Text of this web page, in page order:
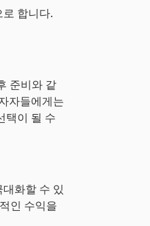
합니다.
준비와 같
자들에게는
택이 될 수
화할 수 있
인 수익을